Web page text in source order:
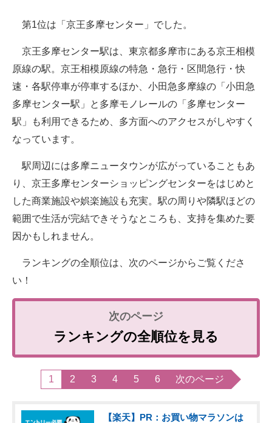
第1位は「京王多摩センター」でした。
京王多摩センター駅は、東京都多摩市にある京王相模
原線の駅。京王相模原線の特急・急行・区間急行・快
速・各駅停車が停車するほか、小田急多摩線の「小田急
多摩センター駅」と多摩モノレールの「多摩センター
駅」も利用できるため、多方面へのアクセスがしやすく
なっています。
駅周辺には多摩ニュータウンが広がっていることもあ
り、京王多摩センターショッピングセンターをはじめと
した商業施設や娯楽施設も充実。駅の周りや隣駅ほどの
範囲で生活が完結できそうなところも、支持を集めた要
因かもしれません。
ランキングの全順位は、次のページからご覧くださ
い！
ランキングの全順位を見る
1 2 3 4 5 6 次のページ
【楽天】PR：お買い物マラソンは